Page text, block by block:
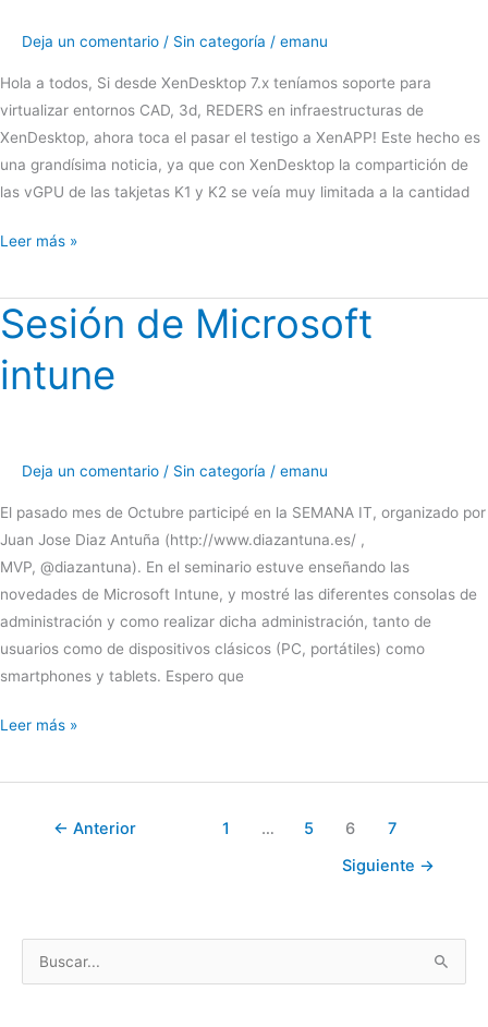
Deja un comentario / Sin categoría / emanu
Hola a todos, Si desde XenDesktop 7.x teníamos soporte para
virtualizar entornos CAD, 3d, REDERS en infraestructuras de
XenDesktop, ahora toca el pasar el testigo a XenAPP! Este hecho es
una grandísima noticia, ya que con XenDesktop la compartición de
las vGPU de las takjetas K1 y K2 se veía muy limitada a la cantidad
Soporte
nVidia
Grip
para
Leer más »
Sesión de Microsoft
intune
Deja un comentario / Sin categoría / emanu
El pasado mes de Octubre participé en la SEMANA IT, organizado por
Juan Jose Diaz Antuña (http://www.diazantuna.es/ ,
MVP, @diazantuna). En el seminario estuve enseñando las
novedades de Microsoft Intune, y mostré las diferentes consolas de
administración y como realizar dicha administración, tanto de
usuarios como de dispositivos clásicos (PC, portátiles) como
smartphones y tablets. Espero que
Sesión
Microsoft
Leer más »
← Anterior 1 … 5 6
7
Siguiente →
u